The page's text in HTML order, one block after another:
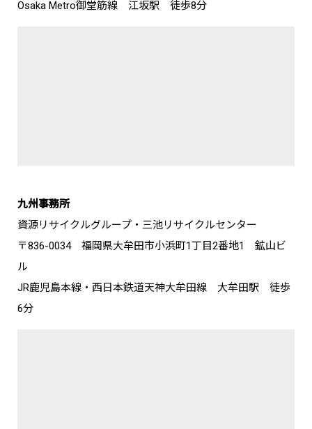
Osaka Metro御堂筋線 江坂駅 徒歩8分
九州事務所
資源リサイクルグループ・三池リサイクルセンター
〒836-0034 福岡県大牟田市小浜町1丁目2番地1 鉱山ビ
ル
JR鹿児島本線・西日本鉄道天神大牟田線 大牟田駅 徒歩
6分